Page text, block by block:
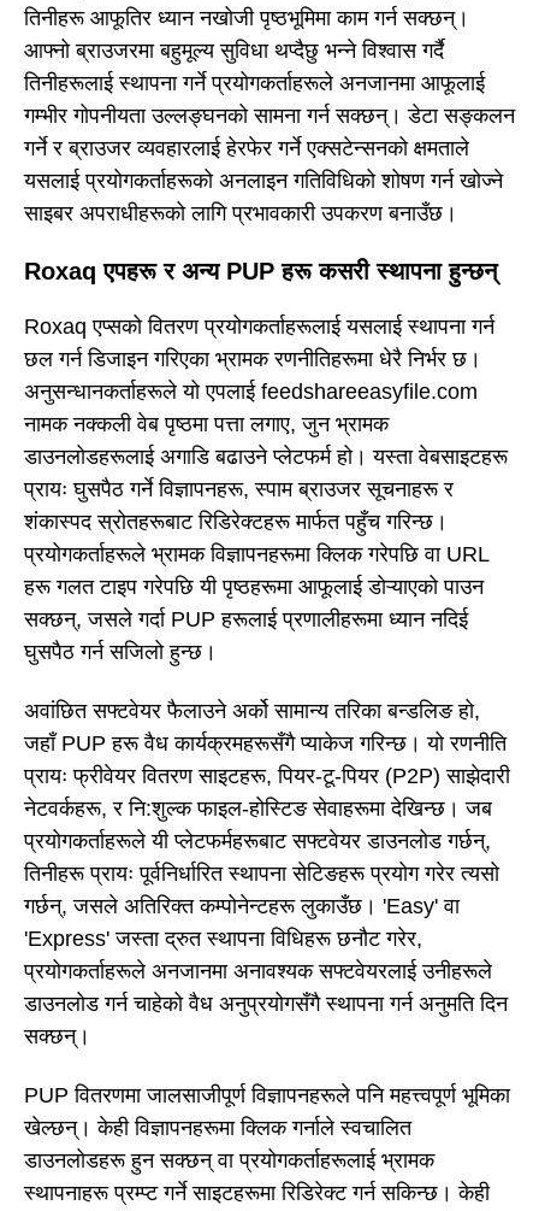
तिनीहरू आफूतिर ध्यान नखोजी पृष्ठभूमिमा काम गर्न सक्छन्।
आफ्नो ब्राउजरमा बहुमूल्य सुविधा थप्दैछु भन्ने विश्वास गर्दै
तिनीहरूलाई स्थापना गर्ने प्रयोगकर्ताहरूले अनजानमा आफूलाई
गम्भीर गोपनीयता उल्लङ्घनको सामना गर्न सक्छन्। डेटा सङ्कलन
गर्ने र ब्राउजर व्यवहारलाई हेरफेर गर्ने एक्सटेन्सनको क्षमताले
यसलाई प्रयोगकर्ताहरूको अनलाइन गतिविधिको शोषण गर्न खोज्ने
साइबर अपराधीहरूको लागि प्रभावकारी उपकरण बनाउँछ।
Roxaq एपहरू र अन्य PUP हरू कसरी स्थापना हुन्छन्
Roxaq एप्सको वितरण प्रयोगकर्ताहरूलाई यसलाई स्थापना गर्न
छल गर्न डिजाइन गरिएका भ्रामक रणनीतिहरूमा धेरै निर्भर छ।
अनुसन्धानकर्ताहरूले यो एपलाई feedshareeasyfile.com
नामक नक्कली वेब पृष्ठमा पत्ता लगाए, जुन भ्रामक
डाउनलोडहरूलाई अगाडि बढाउने प्लेटफर्म हो। यस्ता वेबसाइटहरू
प्रायः घुसपैठ गर्ने विज्ञापनहरू, स्पाम ब्राउजर सूचनाहरू र
शंकास्पद स्रोतहरूबाट रिडिरेक्टहरू मार्फत पहुँच गरिन्छ।
प्रयोगकर्ताहरूले भ्रामक विज्ञापनहरूमा क्लिक गरेपछि वा URL
हरू गलत टाइप गरेपछि यी पृष्ठहरूमा आफूलाई डोऱ्याएको पाउन
सक्छन्, जसले गर्दा PUP हरूलाई प्रणालीहरूमा ध्यान नदिई
घुसपैठ गर्न सजिलो हुन्छ।
अवांछित सफ्टवेयर फैलाउने अर्को सामान्य तरिका बन्डलिङ हो,
जहाँ PUP हरू वैध कार्यक्रमहरूसँगै प्याकेज गरिन्छ। यो रणनीति
प्रायः फ्रीवेयर वितरण साइटहरू, पियर-टू-पियर (P2P) साझेदारी
नेटवर्कहरू, र नि:शुल्क फाइल-होस्टिङ सेवाहरूमा देखिन्छ। जब
प्रयोगकर्ताहरूले यी प्लेटफर्महरूबाट सफ्टवेयर डाउनलोड गर्छन्,
तिनीहरू प्रायः पूर्वनिर्धारित स्थापना सेटिङहरू प्रयोग गरेर त्यसो
गर्छन्, जसले अतिरिक्त कम्पोनेन्टहरू लुकाउँछ। 'Easy' वा
'Express' जस्ता द्रुत स्थापना विधिहरू छनौट गरेर,
प्रयोगकर्ताहरूले अनजानमा अनावश्यक सफ्टवेयरलाई उनीहरूले
डाउनलोड गर्न चाहेको वैध अनुप्रयोगसँगै स्थापना गर्न अनुमति दिन
सक्छन्।
PUP वितरणमा जालसाजीपूर्ण विज्ञापनहरूले पनि महत्त्वपूर्ण भूमिका
खेल्छन्। केही विज्ञापनहरूमा क्लिक गर्नाले स्वचालित
डाउनलोडहरू हुन सक्छन् वा प्रयोगकर्ताहरूलाई भ्रामक
स्थापनाहरू प्रम्प्ट गर्ने साइटहरूमा रिडिरेक्ट गर्न सकिन्छ। केही